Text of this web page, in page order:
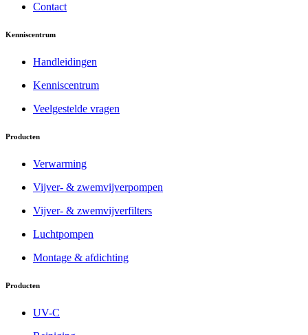
Contact
Kenniscentrum
Handleidingen
Kenniscentrum
Veelgestelde vragen
Producten
Verwarming
Vijver- & zwemvijverpompen
Vijver- & zwemvijverfilters
Luchtpompen
Montage & afdichting
Producten
UV-C